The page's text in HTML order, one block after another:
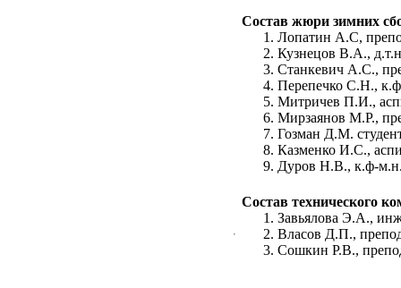
Состав жюри зимних
Лопатин А.С,
Кузнецов В.А.,
Станкевич А.С.,
Перепечко С.Н.,
Митричев П.И.,
Мирзаянов М.Р.,
Гозман Д.М.
Казменко И.С.,
Дуров Н.В., к.ф-
Состав технического
Завьялова Э.А.,
Власов Д.П.,
Сошкин Р.В.,